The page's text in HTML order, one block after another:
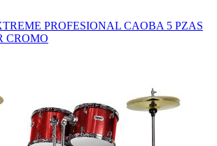
PROFESIONAL CAOBA 5 PZAS
CROMO